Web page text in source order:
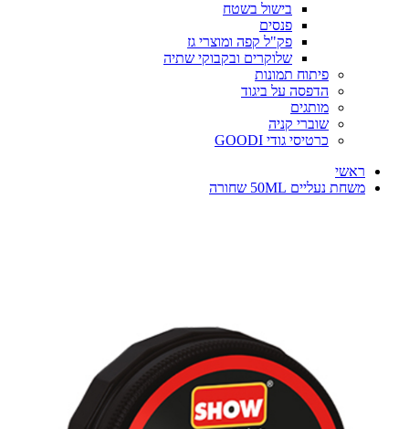
בישול בשטח
פנסים
פק"ל קפה ומוצרי גז
שלוקרים ובקבוקי שתיה
פיתוח תמונות
הדפסה על ביגוד
מותגים
שוברי קניה
כרטיסי גודי GOODI
ראשי
משחת נעליים 50ML שחורה